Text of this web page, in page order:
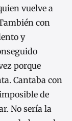
vuelve a
con
y
porque
Cantaba con
de
No sería la